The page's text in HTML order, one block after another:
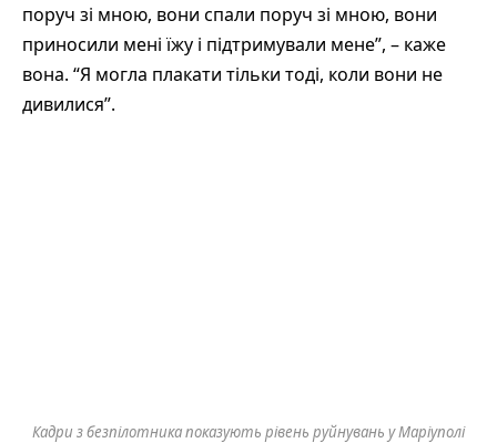
поруч зі мною, вони спали поруч зі мною, вони
приносили мені їжу і підтримували мене”, – каже
вона. “Я могла плакати тільки тоді, коли вони не
дивилися”.
Кадри з безпілотника показують рівень руйнувань у Маріуполі